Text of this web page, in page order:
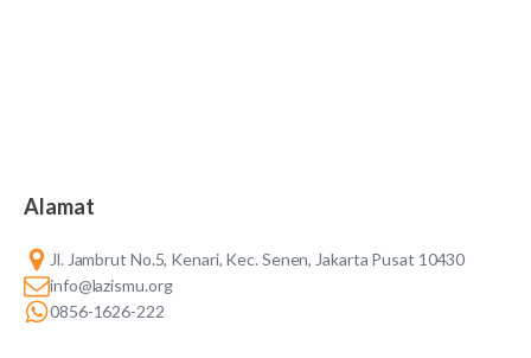
Alamat
Jl. Jambrut No.5, Kenari, Kec. Senen, Jakarta Pusat 10430
info@lazismu.org
0856-1626-222